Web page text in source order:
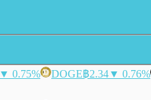
▼ 0.75% DOGE฿2.34▼ 0.76%